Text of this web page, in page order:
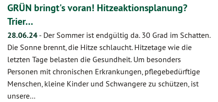
GRÜN bringt's voran! Hitzeaktionsplanung?
Trier…
28.06.24 - Der Sommer ist endgültig da. 30 Grad im Schatten.
Die Sonne brennt, die Hitze schlaucht. Hitzetage wie die
letzten Tage belasten die Gesundheit. Um besonders
Personen mit chronischen Erkrankungen, pflegebedürftige
Menschen, kleine Kinder und Schwangere zu schützen, ist
unsere…